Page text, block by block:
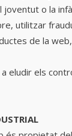
o la
utilitzar
de la
eludir els